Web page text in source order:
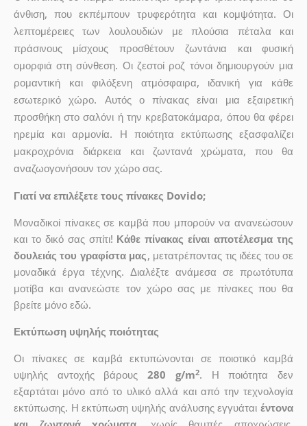
άνθιση, που εκπέμπουν τρυφερότητα και κομψότητα. Οι
λεπτομέρειες των λουλουδιών με πλούσια πέταλα και
πράσινους μίσχους προσθέτουν ζωντάνια και φυσική
ομορφιά στη σύνθεση. Οι ζεστοί ροζ τόνοι δημιουργούν μια
ρομαντική και φιλόξενη ατμόσφαιρα, ιδανική για κάθε
εσωτερικό χώρο. Αυτός ο πίνακας είναι μια εξαιρετική
προσθήκη στο σαλόνι ή την κρεβατοκάμαρα, όπου θα φέρει
ηρεμία και αρμονία. Η ποιότητα εκτύπωσης εξασφαλίζει
μακροχρόνια διάρκεια και ζωντανά χρώματα, που θα
αναζωογονήσουν τον χώρο σας.
Γιατί να επιλέξετε τους πίνακες Dovido;
Μοναδικοί πίνακες σε καμβά που μπορούν να ανανεώσουν
και το δικό σας σπίτι! Κάθε πίνακας είναι αποτέλεσμα της
δουλειάς του γραφίστα μας, μετατρέποντας τις ιδέες του σε
μοναδικά έργα τέχνης. Διαλέξτε ανάμεσα σε πρωτότυπα
μοτίβα και ανανεώστε τον χώρο σας με πίνακες που θα
βρείτε μόνο εδώ.
Εκτύπωση υψηλής ποιότητας
Οι πίνακες σε καμβά εκτυπώνονται σε ποιοτικό καμβά
υψηλής αντοχής βάρους280 g/m2. Η ποιότητα δεν
εξαρτάται μόνο από το υλικό αλλά και από την τεχνολογία
εκτύπωσης. Η εκτύπωση υψηλής ανάλυσης εγγυάταιέντονα